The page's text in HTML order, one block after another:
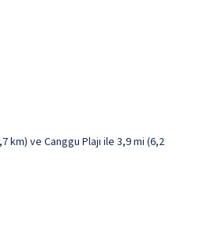
km) ve Canggu Plajı ile 3,9 mi (6,2